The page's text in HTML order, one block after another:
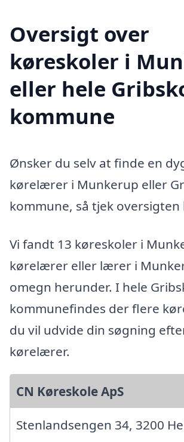
Oversigt over
køreskoler i
eller hele
kommune
Ønsker du selv at finde en
kørelærer i Munkerup eller
kommune, så tjek oversigten
Vi fandt 13 køreskoler i
kørelærer eller lærer i
omegn herunder. I hele
kommunefindes der flere
du vil udvide din søgning
kørelærer.
CN Køreskole ApS
Stenlandsengen 34, 3200